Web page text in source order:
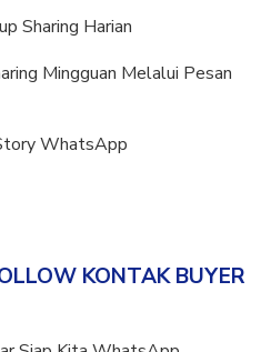
Sharing Harian
Mingguan Melalui Pesan
WhatsApp
KONTAK BUYER